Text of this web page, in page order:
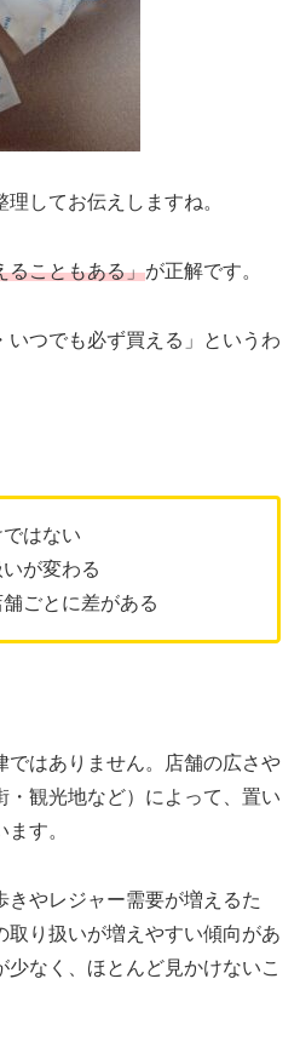
してお伝えしますね。
ることもある」が正解です。
いつでも必ず買える」というわ
ではない
が変わる
ごとに差がある
ではありません。店舗の広さや
・観光地など）によって、置い
す。
やレジャー需要が増えるた
取り扱いが増えやすい傾向があ
少なく、ほとんど見かけないこ